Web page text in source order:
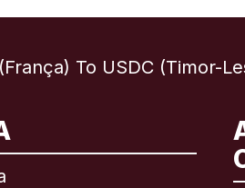
To USDC (Timor-